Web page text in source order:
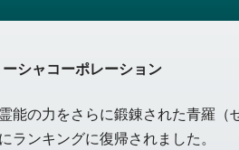
シャコーポレーション
能の力をさらに鍛錬された青羅（
ランキングに復帰されました。